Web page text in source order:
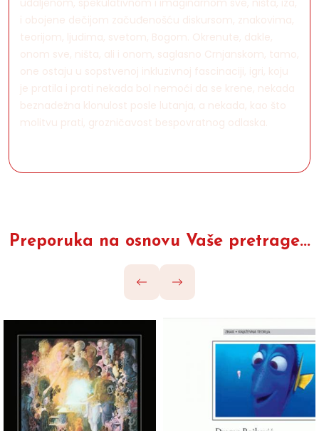
udaljenom, spekulativnom i imaginarnom sve, ništa, iza,
i obojene dečijom začuđenošću diskursom, znakovima,
teorijom, ljudima, svetom, Bogom. Okrenute, dakle,
onom sve, ništa, ali i onom, saglasno Crnjanskom, tamo,
one ostaju u sopstvenoj inkluzivnoj fascinaciji, igri, koju
je pratila i prati nekada bol nemoći da se krene, nekada
beznadežna klonulost posle lutanja, a nekada, kao što
molitvu prati, grozničavost bespovratnog odlaska.
Preporuka na osnovu Vaše pretrage...